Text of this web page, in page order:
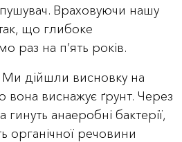
Враховуючи нашу
що глибоке
раз на п’ять років.
дійшли висновку на
вона виснажує ґрунт. Через
анаеробні бактерії,
органічної речовини